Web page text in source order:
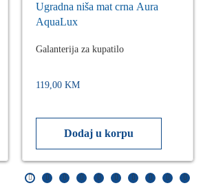
Ugradna niša mat crna Aura
AquaLux
Galanterija za kupatilo
119,00KM
Dodaj u korpu